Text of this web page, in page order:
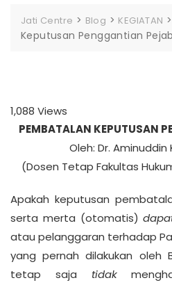
Jati Centre > Blog > KEGIATAN >
Keputusan Penggantian
1,088 Views
PEMBATALAN KEPUTUSAN
Oleh: Dr. Aminuddin
(Dosen Tetap Fakultas
Apakah keputusan
serta merta (otomatis)
atau pelanggaran terhadap
yang pernah dilakukan oleh
tetap saja tidak